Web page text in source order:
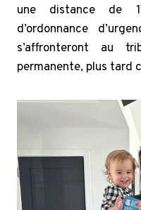
une distance de
d’ordonnance
s’affronteront au
permanente, plus tard